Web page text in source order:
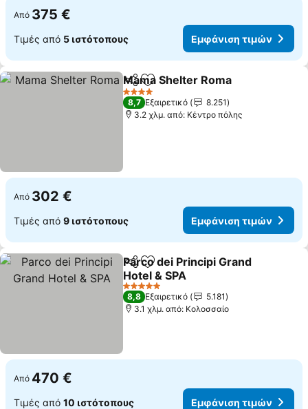
Από 375 €
Τιμές από 5 ιστότοπους Εμφάνιση τιμών
Κοινοποίηση
Προσθήκη στα αγαπημένα
Mama Shelter Roma
4 Αστέρια
8,7 Εξαιρετικό
8.251
3.2 χλμ. από: Κέντρο πόλης
Από 302 €
Τιμές από 9 ιστότοπους Εμφάνιση τιμών
Κοινοποίηση
Προσθήκη στα αγαπημένα
Parco dei Principi Grand
Hotel & SPA
5 Αστέρια
8,8 Εξαιρετικό
5.181
3.1 χλμ. από: Κολοσσαίο
Από 470 €
Τιμές από 10 ιστότοπους Εμφάνιση τιμών